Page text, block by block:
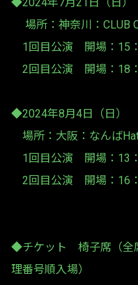
場所：神奈川：CLUB
1回目公演 開場：
2回目公演 開場：
◆2024年8月4日（日）
場所：大阪：なんば
1回目公演 開場：
2回目公演 開場：
◆チケット 椅子席（全
理番号順入場）